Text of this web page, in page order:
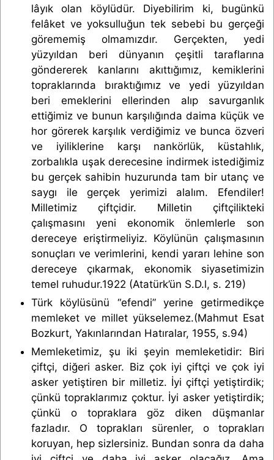
lâyık olan köylüdür. Diyebilirim ki, bugünkü
felâket ve yoksulluğun tek sebebi bu gerçeği
görememiş olmamızdır. Gerçekten, yedi
yüzyıldan beri dünyanın çeşitli taraflarına
göndererek kanlarını akıttığımız, kemiklerini
topraklarında bıraktığımız ve yedi yüzyıldan
beri emeklerini ellerinden alıp savurganlık
ettiğimiz ve bunun karşılığında daima küçük ve
hor görerek karşılık verdiğimiz ve bunca özveri
ve iyiliklerine karşı nankörlük, küstahlık,
zorbalıkla uşak derecesine indirmek istediğimiz
bu gerçek sahibin huzurunda tam bir utanç ve
saygı ile gerçek yerimizi alalım. Efendiler!
Milletimiz çiftçidir. Milletin çiftçilikteki
çalışmasını yeni ekonomik önlemlerle son
dereceye eriştirmeliyiz. Köylünün çalışmasının
sonuçları ve verimlerini, kendi yararı lehine son
dereceye çıkarmak, ekonomik siyasetimizin
temel ruhudur.1922 (Atatürk’ün S.D.l, s. 219)
Türk köylüsünü “efendi” yerine getirmedikçe
memleket ve millet yükselemez.(Mahmut Esat
Bozkurt, Yakınlarından Hatıralar, 1955, s.94)
Memleketimiz, şu iki şeyin memleketidir: Biri
çiftçi, diğeri asker. Biz çok iyi çiftçi ve çok iyi
asker yetiştiren bir milletiz. İyi çiftçi yetiştirdik;
çünkü topraklarımız çoktur. İyi asker yetiştirdik;
çünkü o topraklara göz diken düşmanlar
fazladır. O toprakları sürenler, o toprakları
koruyan, hep sizlersiniz. Bundan sonra da daha